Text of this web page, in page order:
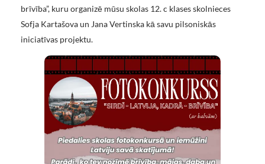
brīvība”, kuru organizē mūsu skolas 12. c klases skolnieces
Sofja Kartašova un Jana Vertinska kā savu pilsoniskās
iniciatīvas projektu.